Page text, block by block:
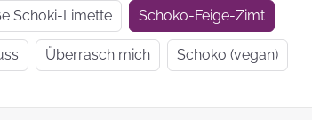
uns
Geschenkideen
zur Einschulung
Schoki-Limette Schoko-Feige-Zimt
Überrasch mich Schoko (vegan)